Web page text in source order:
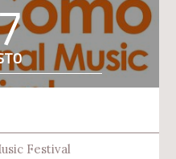
Festival